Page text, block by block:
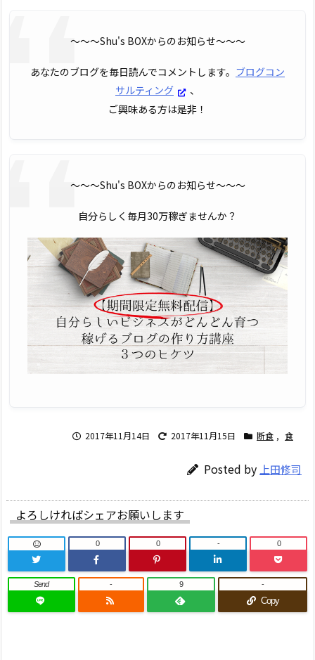
〜〜〜Shu's BOXからのお知らせ〜〜〜
あなたのブログを毎日読んでコメントします。 ブログコン
サルティング
、
ご興味ある方は是非！
〜〜〜Shu's BOXからのお知らせ〜〜〜
自分らしく毎月30万稼ぎませんか？
2017年11月14日 2017年11月15日 断食 , 食
Posted by 上田修司
よろしければシェアお願いします
0 0 - 0
Send - 9
Copy
-